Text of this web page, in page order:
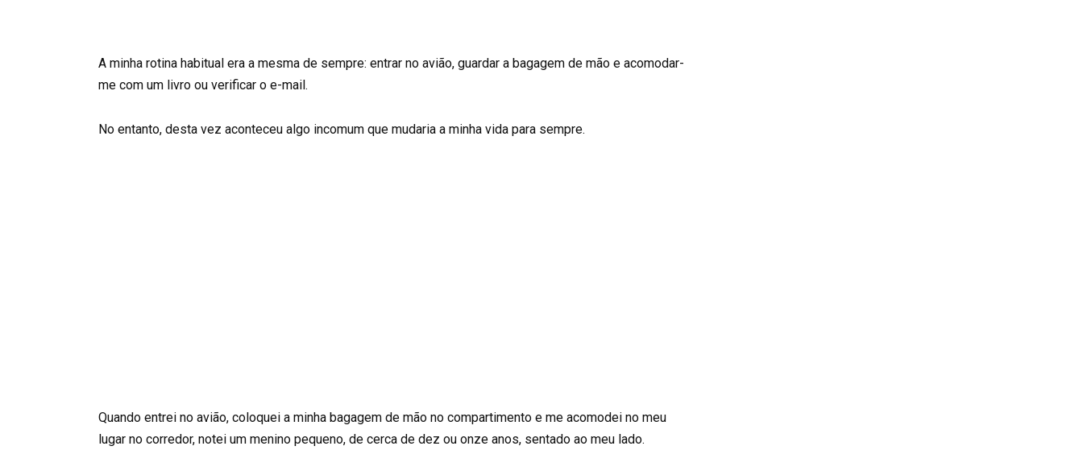
A minha rotina habitual era a mesma de sempre: entrar no avião, guardar a bagagem de mão e acomodar-
me com um livro ou verificar o e-mail.
No entanto, desta vez aconteceu algo incomum que mudaria a minha vida para sempre.
Quando entrei no avião, coloquei a minha bagagem de mão no compartimento e me acomodei no meu
lugar no corredor, notei um menino pequeno, de cerca de dez ou onze anos, sentado ao meu lado.